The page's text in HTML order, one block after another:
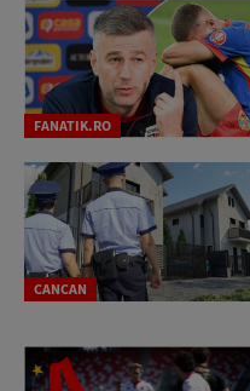
FANATIK.RO
CANCAN